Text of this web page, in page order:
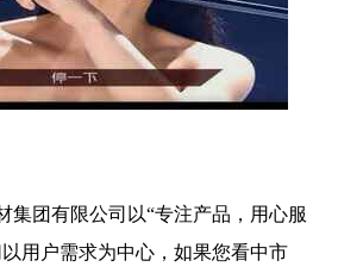
集团有限公司以“专注产品，用心服
用户需求为中心，如果您看中市